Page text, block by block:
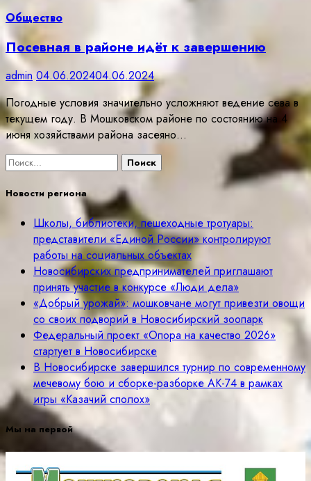
Общество
Посевная в районе идёт к завершению
admin 04.06.202404.06.2024
Погодные условия значительно усложняют ведение сева в
текущем году. В Мошковском районе по состоянию на 4
июня хозяйствами района засеяно…
Найти:
Новости региона
Школы, библиотеки, пешеходные тротуары:
представители «Единой России» контролируют
работы на социальных объектах
Новосибирских предпринимателей приглашают
принять участие в конкурсе «Люди дела»
«Добрый урожай»: мошковчане могут привезти овощи
со своих подворий в Новосибирский зоопарк
Федеральный проект «Опора на качество 2026»
стартует в Новосибирске
В Новосибирске завершился турнир по современному
мечевому бою и сборке-разборке АК-74 в рамках
игры «Казачий сполох»
Мы на первой